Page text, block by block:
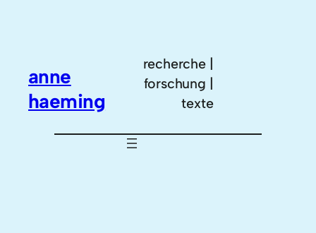
anne
haeming
recherche |
forschung |
texte